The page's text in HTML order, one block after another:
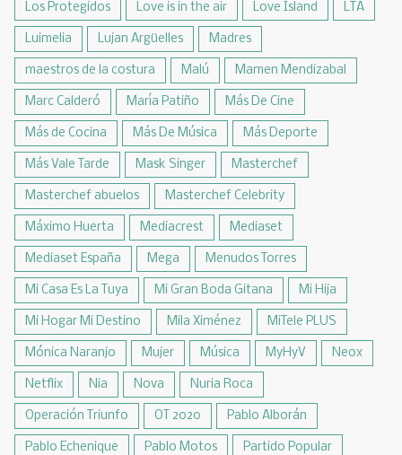
Los Protegidos Love is in the air Love Island LTA
Luimelia Lujan Argüelles Madres
maestros de la costura Malú Mamen Mendizabal
Marc Calderó María Patiño Más De Cine
Más de Cocina Más De Música Más Deporte
Más Vale Tarde Mask Singer Masterchef
Masterchef abuelos Masterchef Celebrity
Máximo Huerta Mediacrest Mediaset
Mediaset España Mega Menudos Torres
Mi Casa Es La Tuya Mi Gran Boda Gitana Mi Hija
Mi Hogar Mi Destino Mila Ximénez MiTele PLUS
Mónica Naranjo Mujer Música MyHyV Neox
Netflix Nia Nova Nuria Roca
Operación Triunfo OT 2020 Pablo Alborán
Pablo Echenique Pablo Motos Partido Popular